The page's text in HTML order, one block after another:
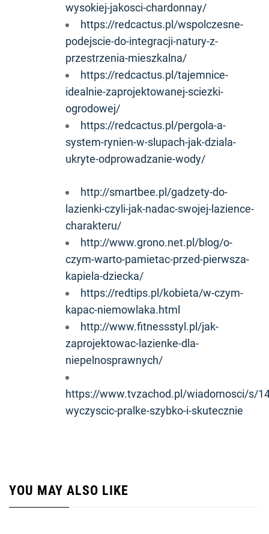
wysokiej-jakosci-chardonnay/
https://redcactus.pl/wspolczesne-
podejscie-do-integracji-natury-z-
przestrzenia-mieszkalna/
https://redcactus.pl/tajemnice-
idealnie-zaprojektowanej-sciezki-
ogrodowej/
https://redcactus.pl/pergola-a-
system-rynien-w-slupach-jak-dziala-
ukryte-odprowadzanie-wody/
http://smartbee.pl/gadzety-do-
lazienki-czyli-jak-nadac-swojej-lazience-
charakteru/
http://www.grono.net.pl/blog/o-
czym-warto-pamietac-przed-pierwsza-
kapiela-dziecka/
https://redtips.pl/kobieta/w-czym-
kapac-niemowlaka.html
http://www.fitnessstyl.pl/jak-
zaprojektowac-lazienke-dla-
niepelnosprawnych/
https://www.tvzachod.pl/wiadomosci/s/
wyczyscic-pralke-szybko-i-skutecznie
YOU MAY ALSO LIKE